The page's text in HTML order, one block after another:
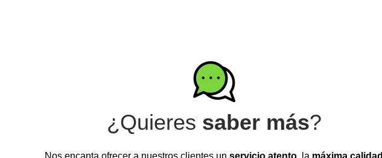
¿Quieres saber más?
Nos encanta ofrecer a nuestros clientes un servicio atento, la máxima calidad